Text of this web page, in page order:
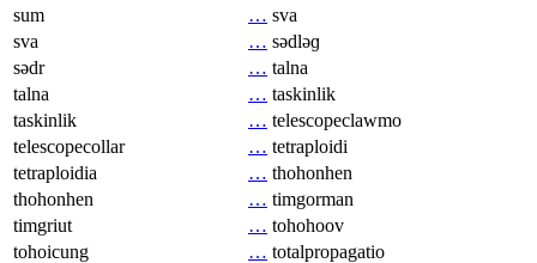
sum
… sva
sva
… sədləɡ
sədr
… talna
talna
… taskinlik
taskinlik
… telescopeclawmo
telescopecollar
… tetraploidi
tetraploidia
… thohonhen
thohonhen
… timgorman
timgriut
… tohohoov
tohoicung
… totalpropagatio